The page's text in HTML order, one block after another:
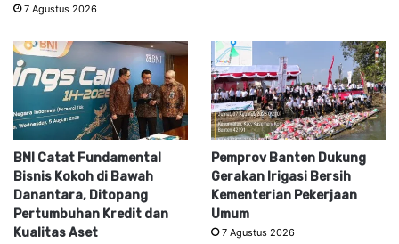
7 Agustus 2026
BNI Catat Fundamental
Bisnis Kokoh di Bawah
Danantara, Ditopang
Pertumbuhan Kredit dan
Kualitas Aset
Pemprov Banten Dukung
Gerakan Irigasi Bersih
Kementerian Pekerjaan
Umum
7 Agustus 2026